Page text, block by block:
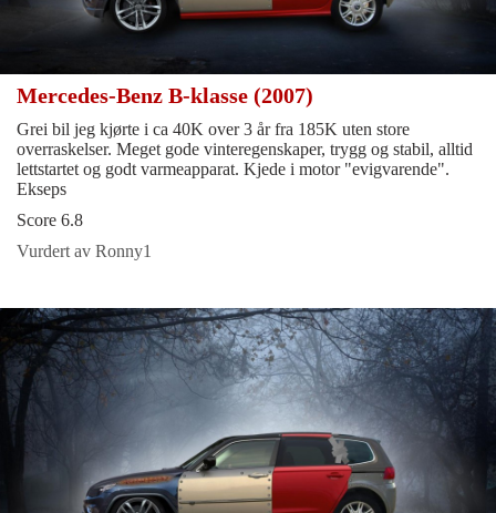
Mercedes-Benz B-klasse (2007)
Grei bil jeg kjørte i ca 40K over 3 år fra 185K uten store
overraskelser. Meget gode vinteregenskaper, trygg og stabil, alltid
lettstartet og godt varmeapparat. Kjede i motor "evigvarende".
Ekseps
Score 6.8
Vurdert av Ronny1